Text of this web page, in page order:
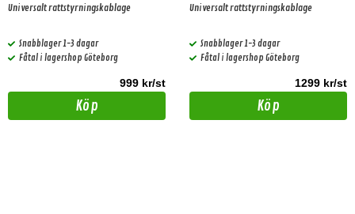
Universalt rattstyrningskablage
Snabblager 1-3 dagar
Fåtal i lagershop Göteborg
999 kr/st
Köp
Universalt rattstyrningskablage
Snabblager 1-3 dagar
Fåtal i lagershop Göteborg
1299 kr/st
Köp